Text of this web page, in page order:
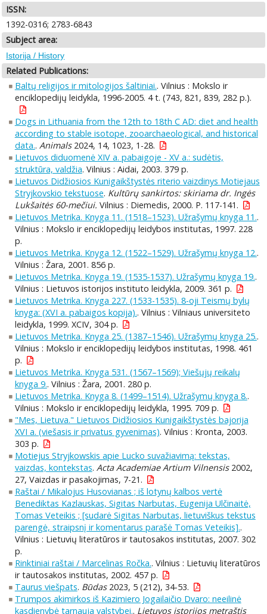
ISSN:
1392-0316; 2783-6843
Subject area:
Istorija / History
Related Publications:
Baltų religijos ir mitologijos šaltiniai.. Vilnius : Mokslo ir
enciklopedijų leidykla, 1996-2005. 4 t. (743, 821, 839, 282 p.).
Dogs in Lithuania from the 12th to 18th C AD: diet and health
according to stable isotope, zooarchaeological, and historical
data.. Animals2024, 14, 1023, 1-28.
Lietuvos diduomenė XIV a. pabaigoje - XV a.: sudėtis,
struktūra, valdžia. Vilnius : Aidai, 2003. 379 p.
Lietuvos Didžiosios Kunigaikštystės riterio vaizdinys Motiejaus
Stryjkovskio tekstuose. Kultūrų sankirtos: skiriama dr. Ingės
Lukšaitės 60-mečiui. Vilnius : Diemedis, 2000. P. 117-141.
Lietuvos Metrika. Knyga 11. (1518–1523). Užrašymų knyga 11..
Vilnius : Mokslo ir enciklopedijų leidybos institutas, 1997. 228
p.
Lietuvos Metrika. Knyga 12. (1522–1529). Užrašymų knyga 12..
Vilnius : Žara, 2001. 856 p.
Lietuvos Metrika. Knyga 19. (1535-1537). Užrašymų knyga 19..
Vilnius : Lietuvos istorijos instituto leidykla, 2009. 361 p.
Lietuvos Metrika. Knyga 227. (1533-1535). 8-oji Teismų bylų
knyga: (XVI a. pabaigos kopija).. Vilnius : Vilniaus universiteto
leidykla, 1999. XCIV, 304 p.
Lietuvos Metrika. Knyga 25. (1387–1546). Užrašymų knyga 25..
Vilnius : Mokslo ir enciklopedijų leidybos institutas, 1998. 461
p.
Lietuvos Metrika. Knyga 531. (1567–1569); Viešųjų reikalų
knyga 9.. Vilnius : Žara, 2001. 280 p.
Lietuvos Metrika. Knyga 8. (1499–1514). Užrašymų knyga 8..
Vilnius : Mokslo ir enciklopedijų leidykla, 1995. 709 p.
"Mes, Lietuva." Lietuvos Didžiosios Kunigaikštystės bajorija
XVI a. (viešasis ir privatus gyvenimas). Vilnius : Kronta, 2003.
303 p.
Motiejus Stryjkowskis apie Lucko suvažiavimą: tekstas,
vaizdas, kontekstas. Acta Academiae Artium Vilnensis2002,
27, Vaizdas ir pasakojimas, 7-21.
Raštai / Mikalojus Husovianas ; iš lotynų kalbos vertė
Benediktas Kazlauskas, Sigitas Narbutas, Eugenija Ulčinaitė,
Tomas Veteikis ; [sudarė Sigitas Narbutas, lietuviškus tekstus
parengė, straipsnį ir komentarus parašė Tomas Veteikis]..
Vilnius : Lietuvių literatūros ir tautosakos institutas, 2007. 302
p.
Rinktiniai raštai / Marcelinas Ročka.. Vilnius : Lietuvių literatūros
ir tautosakos institutas, 2002. 457 p.
Taurus viešpats. Būdas2023, 5 (212), 34-53.
Trumpos akimirkos iš Kazimiero Jogailaičio Dvaro: neeilinė
kasdienybė tarnauja valstybei.. Lietuvos istorijos metraštis